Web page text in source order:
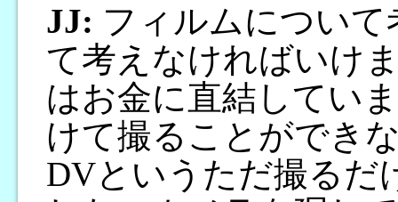
JJ: フィルムについ
て考えなければいけ
はお金に直結してい
けて撮ることができ
DVというただ撮るだ